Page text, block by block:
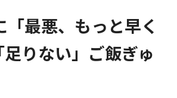
最悪、もっと早く
りない」ご飯ぎゅ